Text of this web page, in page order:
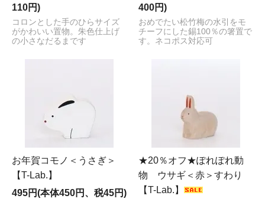
110円)
コロンとした手のひらサイズ
がかわいい置物。朱色仕上げ
の小さなだるまです
400円)
おめでたい松竹梅の水引をモ
チーフにした錫100％の箸置で
す。ネコポス対応可
お年賀コモノ＜うさぎ＞
【T-Lab.】
495円(本体450円、税45円)
★20％オフ★ぽれぽれ動
物 ウサギ＜赤＞すわり
【T-Lab.】